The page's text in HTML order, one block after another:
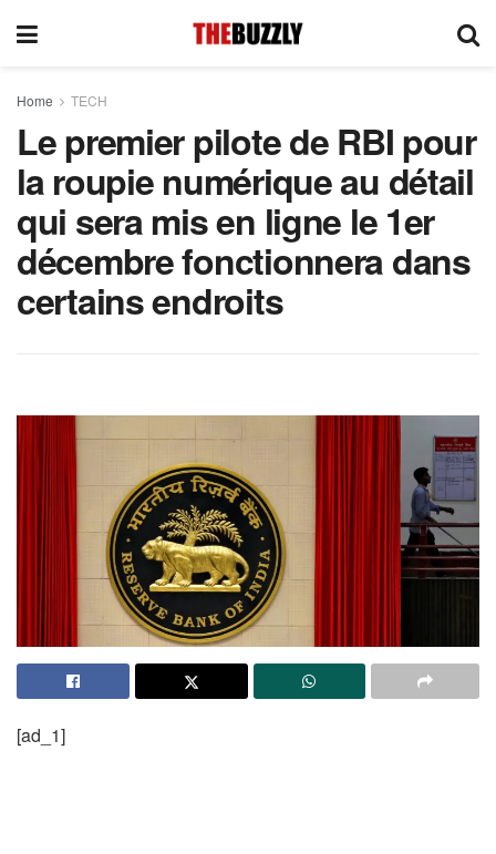
Home TECH
Le premier pilote de RBI pour
la roupie numérique au détail
qui sera mis en ligne le 1er
décembre fonctionnera dans
certains endroits
[ad_1]